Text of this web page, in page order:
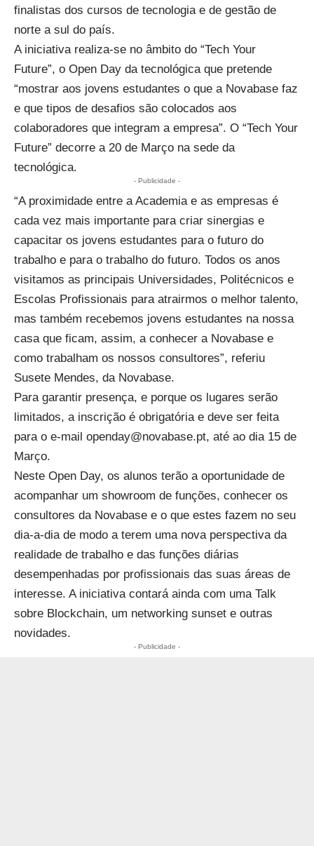
finalistas dos cursos de tecnologia e de gestão de
norte a sul do país.
A iniciativa realiza-se no âmbito do “Tech Your
Future”, o Open Day da tecnológica que pretende
“mostrar aos jovens estudantes o que a Novabase faz
e que tipos de desafios são colocados aos
colaboradores que integram a empresa”. O “Tech Your
Future” decorre a 20 de Março na sede da
tecnológica.
- Publicidade -
“A proximidade entre a Academia e as empresas é
cada vez mais importante para criar sinergias e
capacitar os jovens estudantes para o futuro do
trabalho e para o trabalho do futuro. Todos os anos
visitamos as principais Universidades, Politécnicos e
Escolas Profissionais para atrairmos o melhor talento,
mas também recebemos jovens estudantes na nossa
casa que ficam, assim, a conhecer a Novabase e
como trabalham os nossos consultores”, referiu
Susete Mendes, da Novabase.
Para garantir presença, e porque os lugares serão
limitados, a inscrição é obrigatória e deve ser feita
para o e-mail openday@novabase.pt, até ao dia 15 de
Março.
Neste Open Day, os alunos terão a oportunidade de
acompanhar um showroom de funções, conhecer os
consultores da Novabase e o que estes fazem no seu
dia-a-dia de modo a terem uma nova perspectiva da
realidade de trabalho e das funções diárias
desempenhadas por profissionais das suas áreas de
interesse. A iniciativa contará ainda com uma Talk
sobre Blockchain, um networking sunset e outras
novidades.
- Publicidade -